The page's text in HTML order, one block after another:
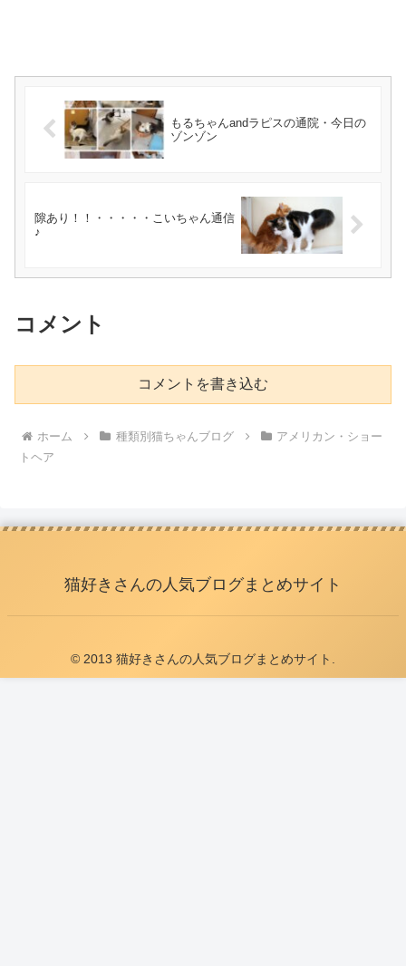
もるちゃんandラピスの通院・今日の
ゾンゾン
隙あり！！・・・・・こいちゃん通信
♪
コメント
コメントを書き込む
ホーム 種類別猫ちゃんブログ
アメリカン・ショー
トヘア
猫好きさんの人気ブログまとめサイト
© 2013 猫好きさんの人気ブログまとめサイト.